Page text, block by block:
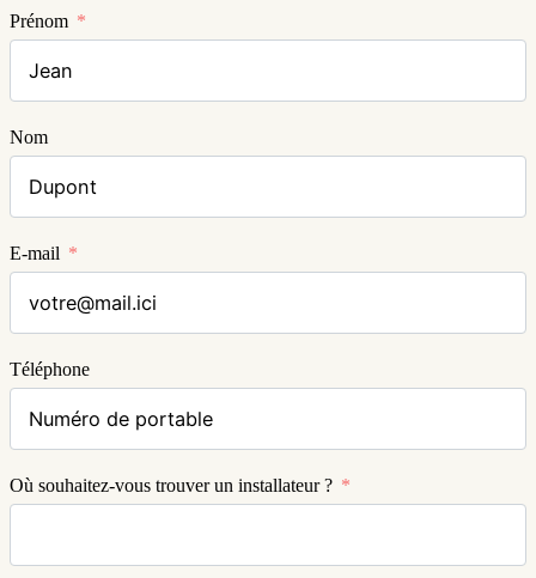
Prénom
Nom
E-mail
Téléphone
Où souhaitez-vous trouver un installateur ?